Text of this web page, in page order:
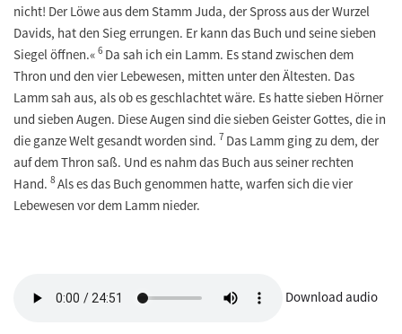
nicht! Der Löwe aus dem Stamm Juda, der Spross aus der Wurzel
Davids, hat den Sieg errungen. Er kann das Buch und seine sieben
Siegel öffnen.« 6 Da sah ich ein Lamm. Es stand zwischen dem
Thron und den vier Lebewesen, mitten unter den Ältesten. Das
Lamm sah aus, als ob es geschlachtet wäre. Es hatte sieben Hörner
und sieben Augen. Diese Augen sind die sieben Geister Gottes, die in
die ganze Welt gesandt worden sind. 7 Das Lamm ging zu dem, der
auf dem Thron saß. Und es nahm das Buch aus seiner rechten
Hand. 8 Als es das Buch genommen hatte, warfen sich die vier
Lebewesen vor dem Lamm nieder.
Download audio